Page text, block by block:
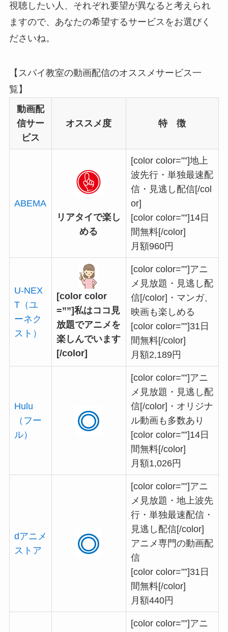
視聴したい人、それぞれ要望が異なると考えられ
ますので、あなたの希望するサービスをお選びく
ださいね。
【スパイ教室の動画配信のオススメサービス一
覧】
動画配
信サー
ビス
オススメ度 特 徴
ABEMA
リアタイで楽し
める
[color color=””]地上
波先行・単独最速配
信・見逃し配信[/col
or]
[color color=””]14日
間無料[/color]
月額960円
U-NEX
T（ユ
ーネク
スト）
[color color
=””]私はココ見
放題でアニメを
楽しんでいます
[/color]
[color color=””]アニ
メ見放題・見逃し配
信[/color]・マンガ、
映画も楽しめる
[color color=””]31日
間無料[/color]
月額2,189円
Hulu
（フー
ル）
[color color=””]アニ
メ見放題・見逃し配
信[/color]・オリジナ
ル動画も多数あり
[color color=””]14日
間無料[/color]
月額1,026円
dアニメ
ストア
[color color=””]アニ
メ見放題・地上波先
行・単独最速配信・
見逃し配信[/color]
アニメ専門の動画配
信
[color color=””]31日
間無料[/color]
月額440円
[color color=””]アニ